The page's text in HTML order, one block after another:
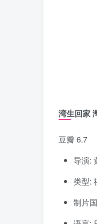
湾生回家
豆瓣 6.7
导演:
类型:
制片